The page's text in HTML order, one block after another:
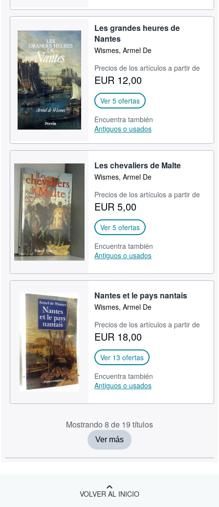
Les grandes heures de
Nantes
Wismes, Armel De
Precios de los artículos a partir de
EUR 12,00
Ver 5 ofertas
Encuentra también
Antiguos o usados
Les chevaliers de Malte
Wismes, Armel De
Precios de los artículos a partir de
EUR 5,00
Ver 5 ofertas
Encuentra también
Antiguos o usados
Nantes et le pays nantais
Wismes, Armel De
Precios de los artículos a partir de
EUR 18,00
Ver 13 ofertas
Encuentra también
Antiguos o usados
Mostrando 8 de 19 títulos
Ver más
VOLVER AL INICIO